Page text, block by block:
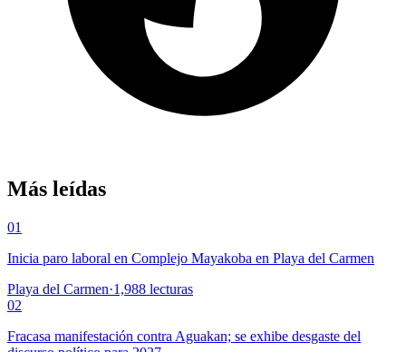
Más leídas
01
Inicia paro laboral en Complejo Mayakoba en Playa del Carmen
Playa del Carmen·1,988 lecturas
02
Fracasa manifestación contra Aguakan; se exhibe desgaste del